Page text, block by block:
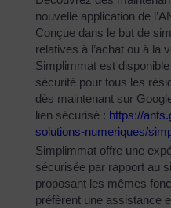
nouvelle application de
Conçue dans le but de
relatives à l’achat ou à la
Simplimmat est
sécurité pour tous les
dès maintenant sur
lien sécurisé : https://
solutions-numeriques/
Simplimmat offre une
sécurisée par rapport au
proposant les mêmes
préfèrent une assistance